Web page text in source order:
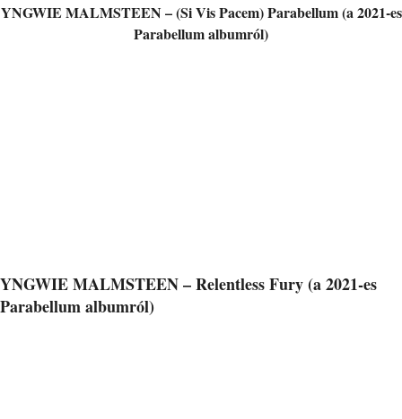
YNGWIE MALMSTEEN – (Si Vis Pacem) Parabellum (a 2021-es
Parabellum albumról)
YNGWIE MALMSTEEN – Relentless Fury (a 2021-es
Parabellum albumról)